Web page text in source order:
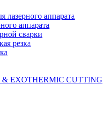
лазерного аппарата
аппарата
сварки
резка
& EXOTHERMIC CUTTING